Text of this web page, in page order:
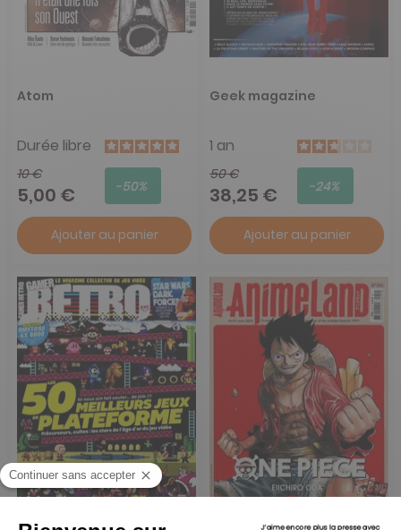
Atom
Durée libre
10 €
5,00 € -50%
Ajouter au panier
Geek magazine
1 an
50 €
38,25 € -24%
Ajouter au panier